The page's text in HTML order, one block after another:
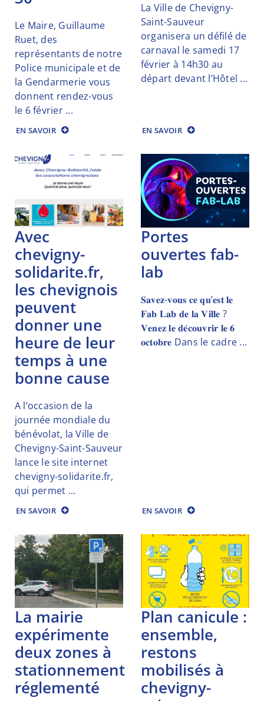
Le Maire, Guillaume
Ruet, des
représentants de notre
Police municipale et de
la Gendarmerie vous
donnent rendez-vous
le 6 février ...
EN SAVOIR
La Ville de Chevigny-
Saint-Sauveur
organisera un défilé de
carnaval le samedi 17
février à 14h30 au
départ devant l’Hôtel ...
EN SAVOIR
avec
chevigny-
solidarite.fr,
les chevignois
peuvent
donner une
heure de leur
temps à une
bonne cause
A l’occasion de la
journée mondiale du
bénévolat, la Ville de
Chevigny-Saint-Sauveur
lance le site internet
chevigny-solidarite.fr,
qui permet ...
EN SAVOIR
portes
ouvertes fab-
lab
𝐒𝐚𝐯𝐞𝐳-𝐯𝐨𝐮𝐬 𝐜𝐞 𝐪𝐮’𝐞𝐬𝐭 𝐥𝐞
𝐅𝐚𝐛 𝐋𝐚𝐛 𝐝𝐞 𝐥𝐚 𝐕𝐢𝐥𝐥𝐞 ?
𝐕𝐞𝐧𝐞𝐳 𝐥𝐞 𝐝𝐞́𝐜𝐨𝐮𝐯𝐫𝐢𝐫 𝐥𝐞 𝟔
𝐨𝐜𝐭𝐨𝐛𝐫𝐞 Dans le cadre ...
EN SAVOIR
la mairie
expérimente
deux zones à
stationnement
réglementé
plan canicule :
ensemble,
restons
mobilisés à
chevigny-